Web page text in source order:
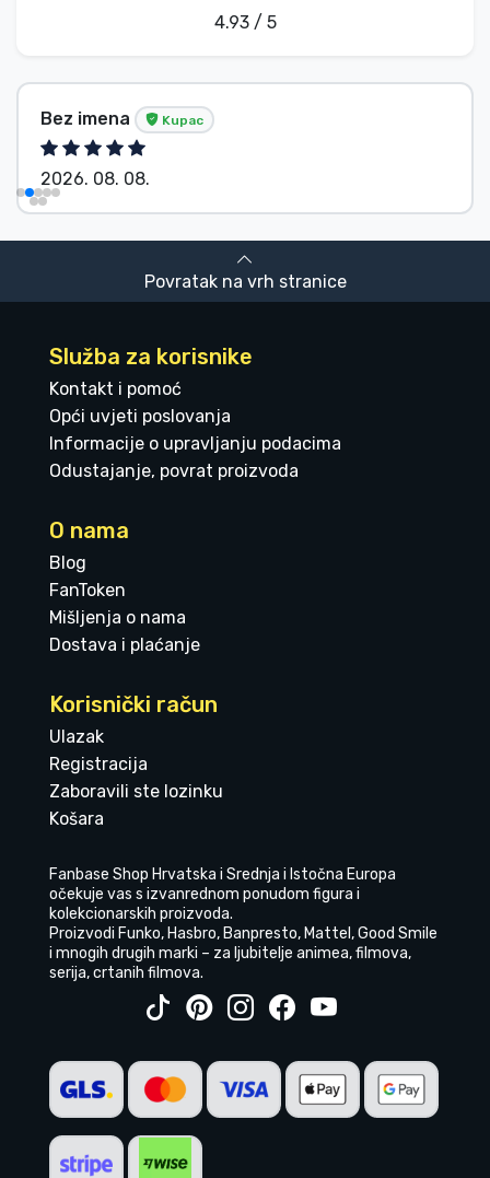
4.93 / 5
Bez imena Kupac
2026. 08. 08.
Povratak na vrh stranice
Služba za korisnike
Kontakt i pomoć
Opći uvjeti poslovanja
Informacije o upravljanju podacima
Odustajanje, povrat proizvoda
O nama
Blog
FanToken
Mišljenja o nama
Dostava i plaćanje
Korisnički račun
Ulazak
Registracija
Zaboravili ste lozinku
Košara
Fanbase Shop Hrvatska i Srednja i Istočna Europa
očekuje vas s izvanrednom ponudom figura i
kolekcionarskih proizvoda.
Proizvodi Funko, Hasbro, Banpresto, Mattel, Good Smile
i mnogih drugih marki – za ljubitelje animea, filmova,
serija, crtanih filmova.